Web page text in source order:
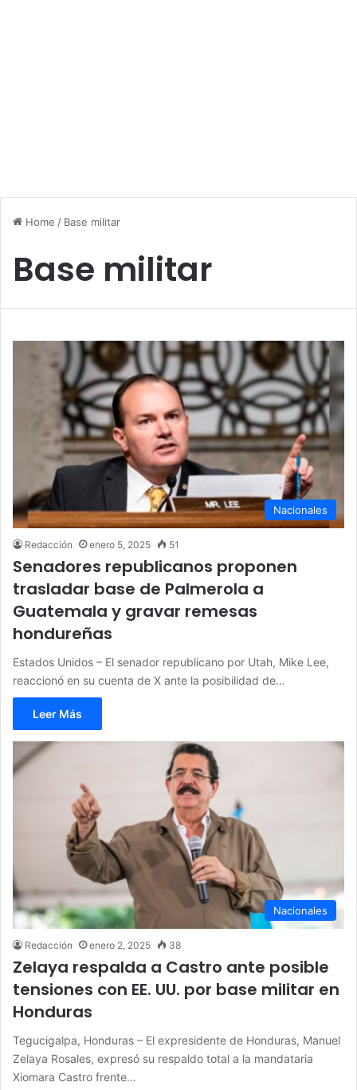
Home / Base militar
Base militar
Nacionales
Redacción enero 5, 2025 51
Senadores republicanos proponen
trasladar base de Palmerola a
Guatemala y gravar remesas
hondureñas
Estados Unidos – El senador republicano por Utah, Mike Lee,
reaccionó en su cuenta de X ante la posibilidad de…
Leer Más
Nacionales
Redacción enero 2, 2025 38
Zelaya respalda a Castro ante posible
tensiones con EE. UU. por base militar en
Honduras
Tegucigalpa, Honduras – El expresidente de Honduras, Manuel
Zelaya Rosales, expresó su respaldo total a la mandataria
Xiomara Castro frente…